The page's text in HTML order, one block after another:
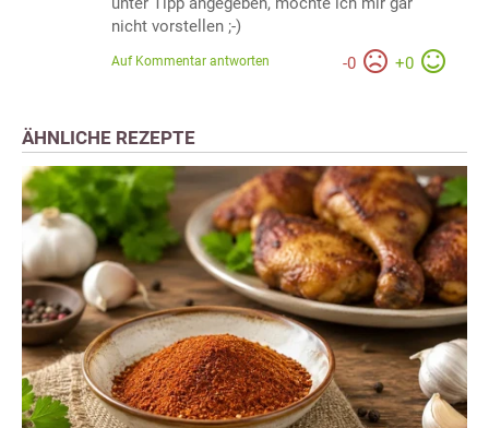
nicht vorstellen ;-)
-0 +0
Auf Kommentar antworten
ÄHNLICHE REZEPTE